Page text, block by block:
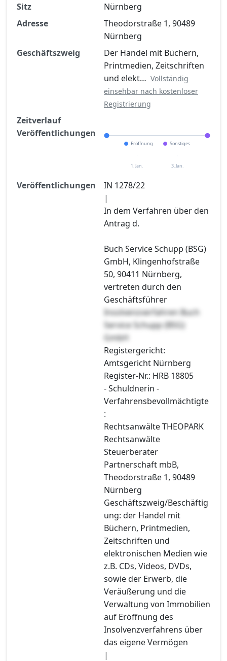
Finanzkennzahlen nach kostenloser
Registrierung verfügbar
Jetzt kostenlos registrieren
Sitz
Nürnberg
Adresse
Theodorstraße 1, 90489
Nürnberg
Geschäftszweig
Der Handel mit Büchern,
Printmedien, Zeitschriften
und elekt… Vollständig
einsehbar nach kostenloser
Registrierung
Zeitverlauf
Veröffentlichungen
Eröffnung Sonstiges
1. Jan. 3. Jan.
Veröffentlichungen
IN 1278/22
|
In dem Verfahren über den
Antrag d.
Buch Service Schupp (BSG)
GmbH, Klingenhofstraße
50, 90411 Nürnberg,
vertreten durch den
Geschäftsführer
Insolvenzverfahren Buch
Service Schupp (BSG)
GmbH
Registergericht:
Amtsgericht Nürnberg
Register-Nr.: HRB 18805
- Schuldnerin -
Verfahrensbevollmächtigte
:
Rechtsanwälte THEOPARK
Rechtsanwälte
Steuerberater
Partnerschaft mbB,
Theodorstraße 1, 90489
Nürnberg
Geschäftszweig/Beschäftig
ung: der Handel mit
Büchern, Printmedien,
Zeitschriften und
elektronischen Medien wie
z.B. CDs, Videos, DVDs,
sowie der Erwerb, die
Veräußerung und die
Verwaltung von Immobilien
auf Eröffnung des
Insolvenzverfahrens über
das eigene Vermögen
|